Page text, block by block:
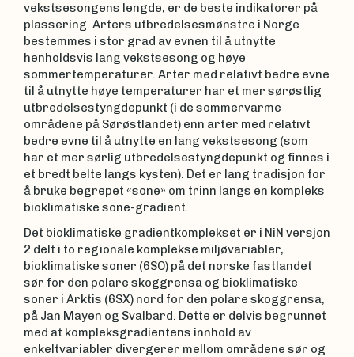
vekstsesongens lengde, er de beste indikatorer på
plassering. Arters utbredelsesmønstre i Norge
bestemmes i stor grad av evnen til å utnytte
henholdsvis lang vekstsesong og høye
sommertemperaturer. Arter med relativt bedre evne
til å utnytte høye temperaturer har et mer sørøstlig
utbredelsestyngdepunkt (i de sommervarme
områdene på Sørøstlandet) enn arter med relativt
bedre evne til å utnytte en lang vekstsesong (som
har et mer sørlig utbredelsestyngdepunkt og finnes i
et bredt belte langs kysten). Det er lang tradisjon for
å bruke begrepet «sone» om trinn langs en kompleks
bioklimatiske sone-gradient.
Det bioklimatiske gradientkomplekset er i NiN versjon
2 delt i to regionale komplekse miljøvariabler,
bioklimatiske soner (6SO) på det norske fastlandet
sør for den polare skoggrensa og bioklimatiske
soner i Arktis (6SX) nord for den polare skoggrensa,
på Jan Mayen og Svalbard. Dette er delvis begrunnet
med at kompleksgradientens innhold av
enkeltvariabler divergerer mellom områdene sør og